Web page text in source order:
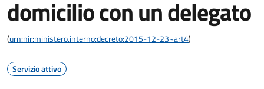
domicilio con un delegato
(urn:nir:ministero.interno:decreto:2015-12-23~art4)
Servizio attivo